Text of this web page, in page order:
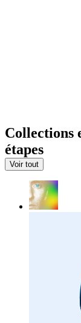
Collections
étapes
Voir tout